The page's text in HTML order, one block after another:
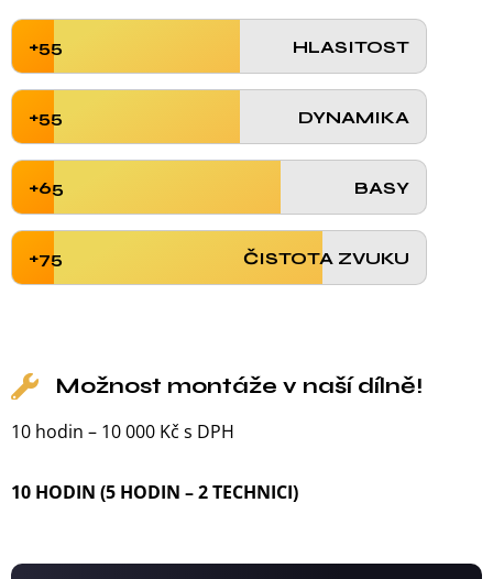
HLASITOST
+55
DYNAMIKA
+55
BASY
+65
ČISTOTA ZVUKU
+75
Možnost montáže v naší dílně!
10 hodin – 10 000 Kč s DPH
10 HODIN (5 HODIN – 2 TECHNICI)